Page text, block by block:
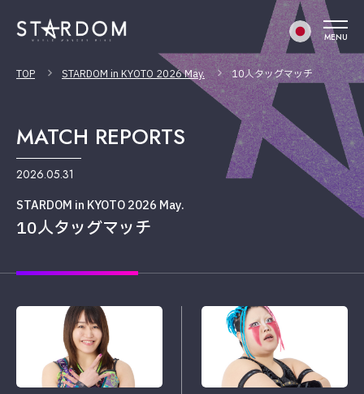
MENU
TOP STARDOM in KYOTO 2026 May. 10人タッグマッチ
MATCH REPORTS
2026.05.31
STARDOM in KYOTO 2026 May.
10人タッグマッチ